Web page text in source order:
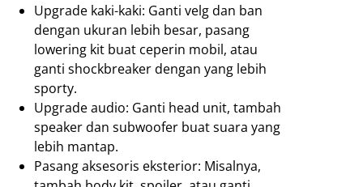
Upgrade kaki-kaki: Ganti velg dan ban
dengan ukuran lebih besar, pasang
lowering kit buat ceperin mobil, atau
ganti shockbreaker dengan yang lebih
sporty.
Upgrade audio: Ganti head unit, tambah
speaker dan subwoofer buat suara yang
lebih mantap.
Pasang aksesoris eksterior: Misalnya,